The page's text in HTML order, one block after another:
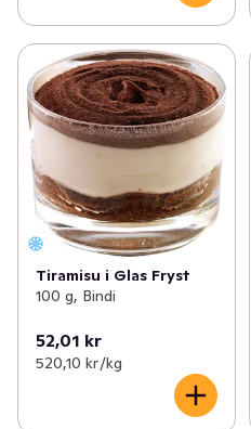
Tiramisu i Glas Fryst
100 g, Bindi
52,01 kr
520,10 kr /kg